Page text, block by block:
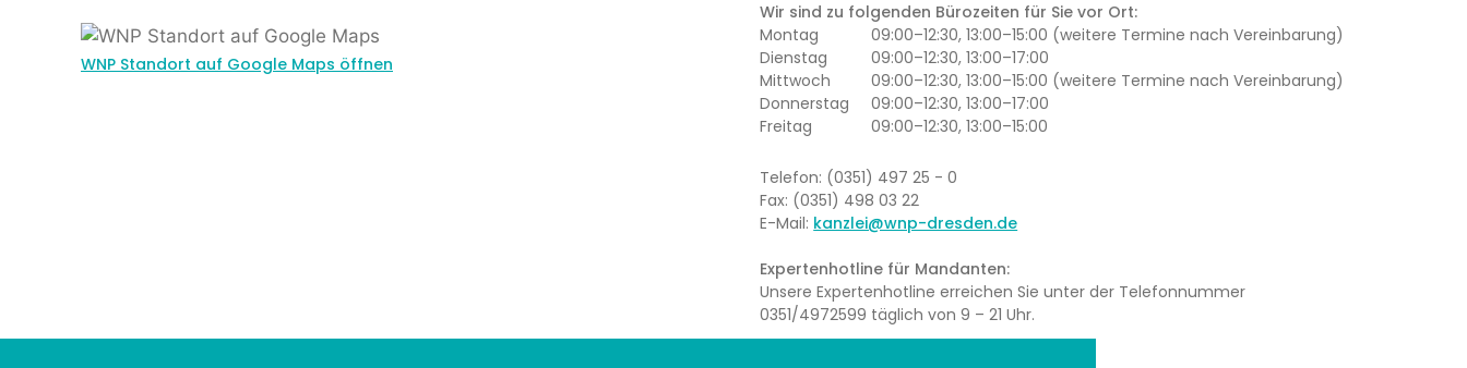
WNP Standort auf Google Maps öffnen
Wir sind zu folgenden Bürozeiten für Sie vor Ort:
Montag
09:00–12:30, 13:00–15:00 (weitere Termine nach Vereinbarung)
Dienstag
09:00–12:30, 13:00–17:00
Mittwoch
09:00–12:30, 13:00–15:00 (weitere Termine nach Vereinbarung)
Donnerstag
09:00–12:30, 13:00–17:00
Freitag
09:00–12:30, 13:00–15:00
Telefon: (0351) 497 25 - 0
Fax: (0351) 498 03 22
E-Mail: kanzlei@wnp-dresden.de
Expertenhotline für Mandanten:
Unsere Expertenhotline erreichen Sie unter der Telefonnummer
0351/4972599 täglich von 9 – 21 Uhr.